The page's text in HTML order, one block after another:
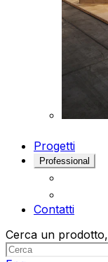
Progetti
Professional
Contatti
Cerca un